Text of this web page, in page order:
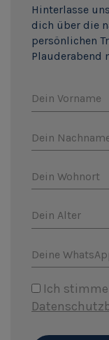
Hinterlasse
dich über die
persönlichen
Plauderabend
Dein Vorname
Dein
Dein Wohnort
Dein Alter
Deine
Ich stimme